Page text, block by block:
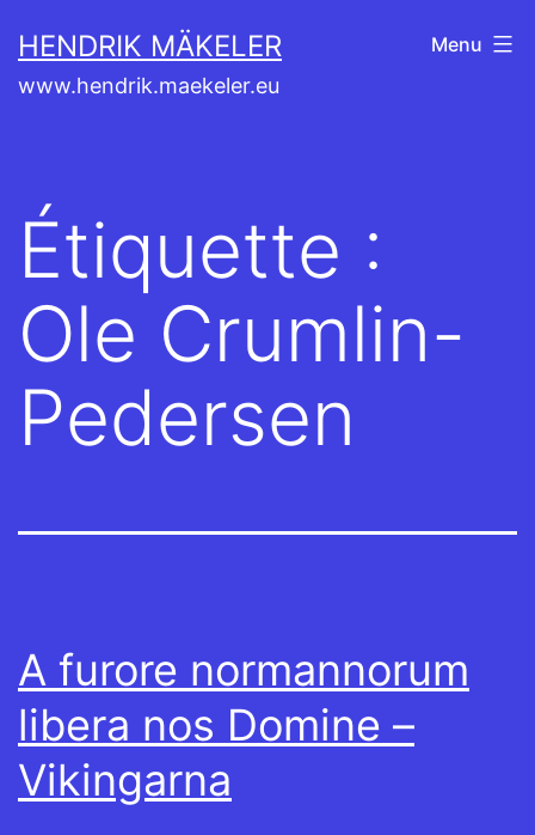
au
contenu
HENDRIK MÄKELER
www.hendrik.maekeler.eu
Menu
Étiquette :
Ole Crumlin-
Pedersen
A furore normannorum
libera nos Domine –
Vikingarna